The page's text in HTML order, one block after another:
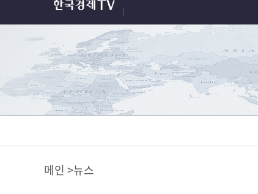
메인 뉴스